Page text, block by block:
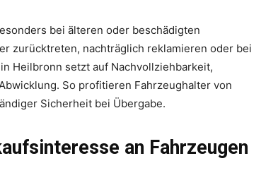
bei älteren oder beschädigten
zurücktreten, nachträglich reklamieren oder bei
Heilbronn setzt auf Nachvollziehbarkeit,
So profitieren Fahrzeughalter von
Sicherheit bei Übergabe.
an Fahrzeugen